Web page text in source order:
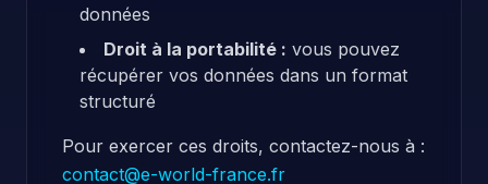
données
Droit à la portabilité : vous pouvez
récupérer vos données dans un format
structuré
Pour exercer ces droits, contactez-nous à :
contact@e-world-france.fr